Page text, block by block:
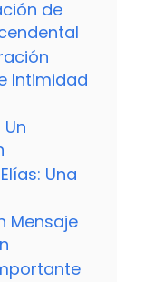
de
Intimidad
Una
Mensaje